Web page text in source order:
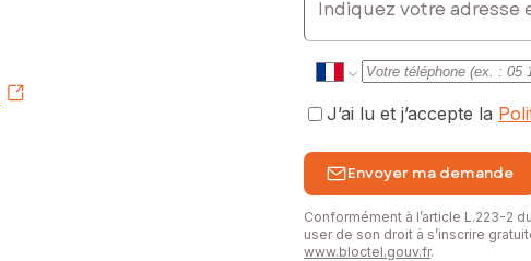
J’ai lu et j’accepte la
Envoyer ma demande
Conformément à l’article L.223-2
user de son droit à s’inscrire
www.bloctel.gouv.fr.